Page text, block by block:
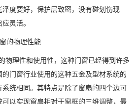
度要好，保护层致密，没有碰划伤现
灵活。
的物理性能
理性和使用性，这种门窗已经得到许多
门窗行业使用的这种五金及型材系统的
统相同。其特点是除了窗扇的四个边可
以实现窗扇相对于窗框的三维调整，最